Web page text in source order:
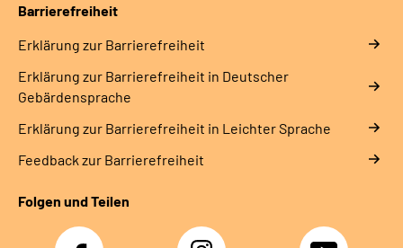
Barrierefreiheit
Erklärung zur Barrierefreiheit
Erklärung zur Barrierefreiheit in Deutscher
Gebärdensprache
Erklärung zur Barrierefreiheit in Leichter Sprache
Feedback zur Barrierefreiheit
Folgen und Teilen
Facebook Instagram YouTube